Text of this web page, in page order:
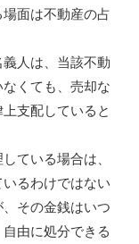
面は不動産の占
人は、当該不動
くても、売却な
支配していると
ている場合は、
るわけではない
その金銭はいつ
由に処分できる